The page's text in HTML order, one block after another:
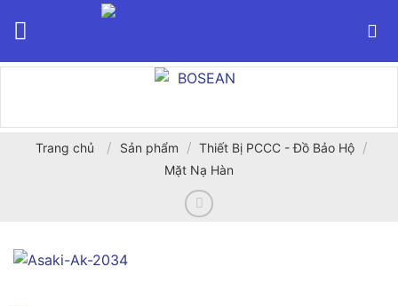
Trang chủ / Sản phẩm / Thiết Bị PCCC - Đồ Bảo Hộ /
Mặt Nạ Hàn